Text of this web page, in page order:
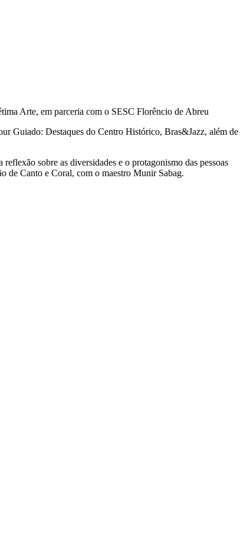
Arte, em parceria com o SESC Florêncio de Abreu
Guiado: Destaques do Centro Histórico, Bras&Jazz, além de
sobre as diversidades e o protagonismo das pessoas
de Canto e Coral, com o maestro Munir Sabag.